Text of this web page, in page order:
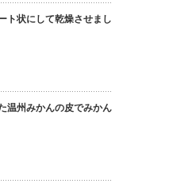
ト状にして乾燥させまし
温州みかんの皮でみかん